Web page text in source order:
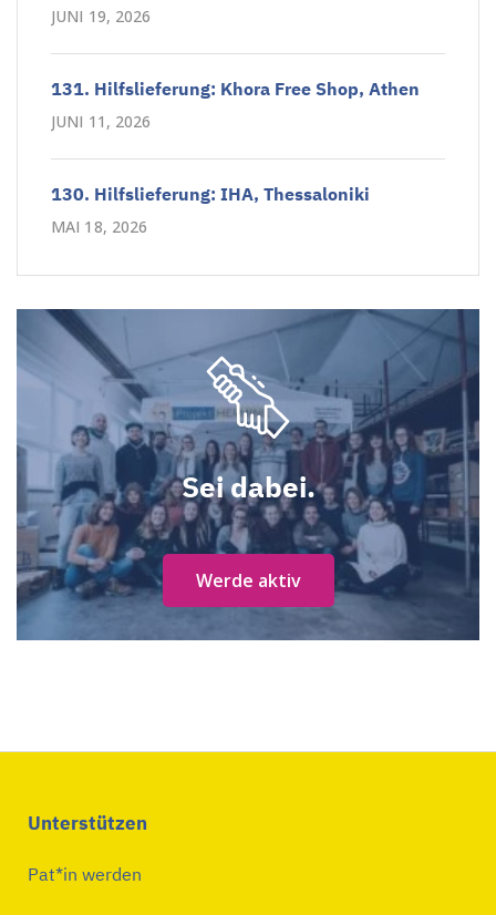
JUNI 19, 2026
131. Hilfslieferung: Khora Free Shop, Athen
JUNI 11, 2026
130. Hilfslieferung: IHA, Thessaloniki
MAI 18, 2026
Sei dabei.
Werde aktiv
Unterstützen
Pat*in werden